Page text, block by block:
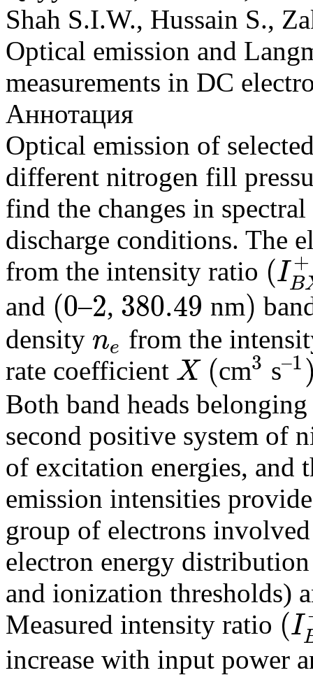
Shah S.I.W., Hussain S.,
Optical emission and
measurements in DC
Аннотация
Optical emission of
different nitrogen fill
find the changes in
discharge conditions. The
from the intensity ratio (I +
B
(I BX +/IC
and (0
(0 –2
2 , 380.49
380.49 nm)
)
density ne
ne
from the
rate coefficient X (
X ( cm3 s–1
Both band heads
second positive system of
of excitation energies, and
emission intensities
group of electrons
electron energy
and ionization thresholds)
Measured intensity ratio (I
(I BX +/
increase with input power